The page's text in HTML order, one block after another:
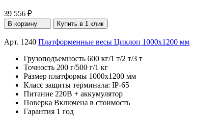
39 556 ₽
В корзину Купить в 1 клик
Арт. 1240 Платформенные весы Циклоп 1000х1200 мм
Грузоподъемность 600 кг/1 т/2 т/3 т
Точность 200 г/500 г/1 кг
Размер платформы 1000х1200 мм
Класс защиты терминала: IP-65
Питание 220В + аккумулятор
Поверка Включена в стоимость
Гарантия 1 год